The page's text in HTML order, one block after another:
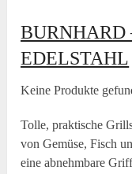
BURNHARD
EDELSTAHL
Keine Produkte
Tolle, praktische
von Gemüse, Fisch
eine abnehmbare